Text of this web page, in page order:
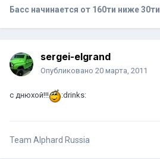
Басс начинается от 160ти ниже 30ти
sergei-elgrand
Опубликовано 20 марта, 2011
с днюхой!!! :drinks:
Team Alphard Russia